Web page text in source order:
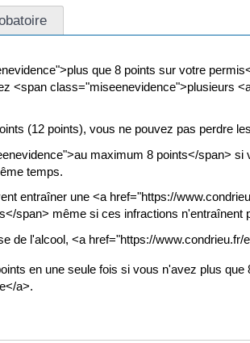
que 8 points sur votre
<span class="miseenevidence">plusieurs
(12 points), vous ne pouvez pas perdre
maximum 8 points</span>
temps.
entraîner une <a href="https://
span> même si ces infractions n'entraînent
de l'alcool, <a href="https://
en une seule fois si vous n'avez plus
a>.